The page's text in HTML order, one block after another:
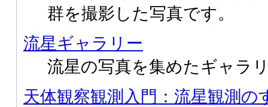
群を撮影した写真です。
流星ギャラリー
流星の写真を集めたギャラ
天体観察観測入門：流星観測の